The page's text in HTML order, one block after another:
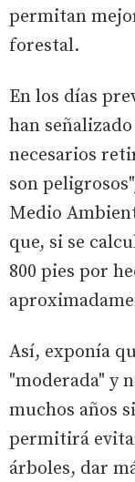
permitan
forestal.
En los días
han
necesarios
son
Medio
que, si se
800 pies por
Así, exponía
"moderada" y
muchos años
permitirá
árboles, dar